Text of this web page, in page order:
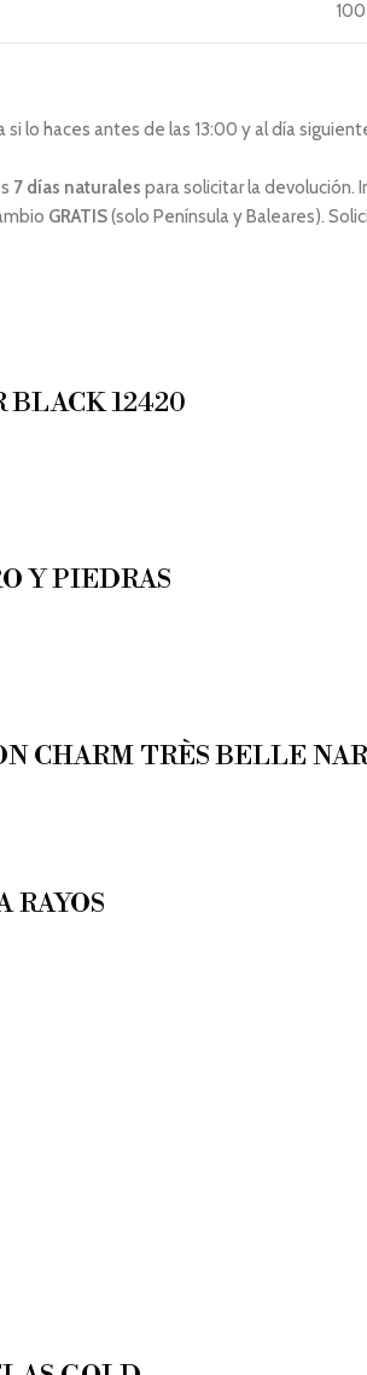
100
lo haces antes de las 13:00 y al día
7 días naturales para solicitar la devolución.
GRATIS(solo Península y Baleares).
BLACK 12420
Y PIEDRAS
CHARM TRÈS BELLE
RAYOS